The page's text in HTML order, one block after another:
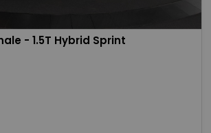
- 1.5T Hybrid Sprint